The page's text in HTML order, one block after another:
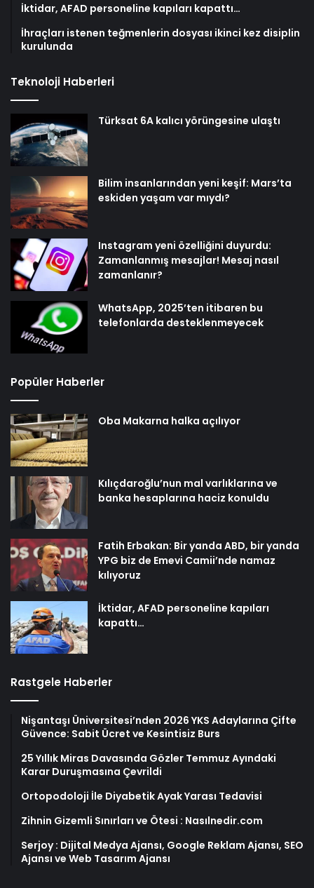
İktidar, AFAD personeline kapıları kapattı…
İhraçları istenen teğmenlerin dosyası ikinci kez disiplin
kurulunda
Teknoloji Haberleri
Türksat 6A kalıcı yörüngesine ulaştı
Bilim insanlarından yeni keşif: Mars’ta
eskiden yaşam var mıydı?
Instagram yeni özelliğini duyurdu:
Zamanlanmış mesajlar! Mesaj nasıl
zamanlanır?
WhatsApp, 2025’ten itibaren bu
telefonlarda desteklenmeyecek
Popüler Haberler
Oba Makarna halka açılıyor
Kılıçdaroğlu’nun mal varlıklarına ve
banka hesaplarına haciz konuldu
Fatih Erbakan: Bir yanda ABD, bir yanda
YPG biz de Emevi Camii’nde namaz
kılıyoruz
İktidar, AFAD personeline kapıları
kapattı…
Rastgele Haberler
Nişantaşı Üniversitesi’nden 2026 YKS Adaylarına Çifte
Güvence: Sabit Ücret ve Kesintisiz Burs
25 Yıllık Miras Davasında Gözler Temmuz Ayındaki
Karar Duruşmasına Çevrildi
Ortopodoloji İle Diyabetik Ayak Yarası Tedavisi
Zihnin Gizemli Sınırları ve Ötesi : Nasılnedir.com
Serjoy : Dijital Medya Ajansı, Google Reklam Ajansı, SEO
Ajansı ve Web Tasarım Ajansı